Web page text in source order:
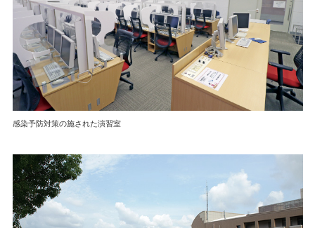
感染予防対策の施された演習室